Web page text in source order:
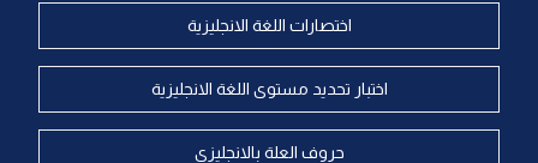
اختصارات اللغة الانجليزية
اختبار تحديد مستوى اللغة الانجليزية
حروف العلة بالانجليزي